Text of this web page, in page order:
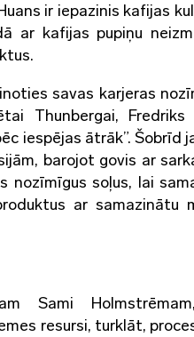
ir iepazinis kafijas
ar kafijas pupiņu
savas karjeras
Thunbergai, Fredriks
iespējas ātrāk”. Šobrīd
barojot govis ar
nozīmīgus soļus, lai
ar samazinātu
Sami
resursi, turklāt,